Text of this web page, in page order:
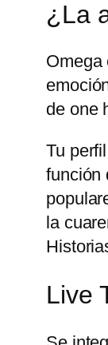
¿La
Omega
de one
Tu
función
la
Live